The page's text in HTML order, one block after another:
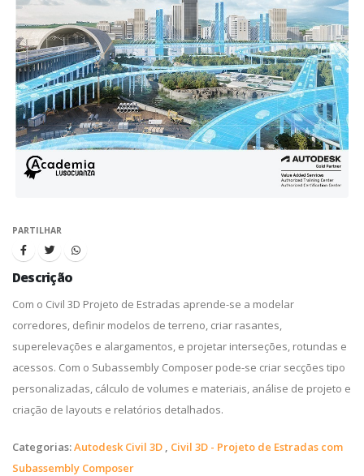
PARTILHAR
Descrição
Com o Civil 3D Projeto de Estradas aprende-se a modelar
corredores, definir modelos de terreno, criar rasantes,
superelevações e alargamentos, e projetar interseções, rotundas e
acessos. Com o Subassembly Composer pode-se criar secções tipo
personalizadas, cálculo de volumes e materiais, análise de projeto e
criação de layouts e relatórios detalhados.
Categorias:Autodesk Civil 3D , Civil 3D - Projeto de Estradas com
Subassembly Composer